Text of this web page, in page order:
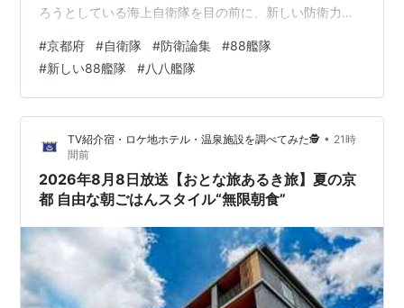
ろうとしている海上自衛隊を目の前に、新しい防衛力整
新しい88艦隊、もともとの88艦隊は正式には８艦８機体
制、護衛隊群を護衛艦８隻とヘリコプター８機から編成
するこの８８艦隊の日というものも２０１０年から提唱
し続けていまして、具体的にはその当時、護衛艦隊を構
成する護衛隊群は８個護衛隊を旗艦としていましたの
で、8個の護衛隊全てにDDHを、と…
#京都府 #自衛隊 #防衛論集 #88艦隊
#新しい88艦隊 #八八艦隊
TV紹介宿・ロケ地ホテル・温泉施設を調べてみた🕵️ • 21時
間前
2026年8月8日放送【おとな旅あるき旅】夏の京
都 自由な朝ごはんスタイル“無限朝食”